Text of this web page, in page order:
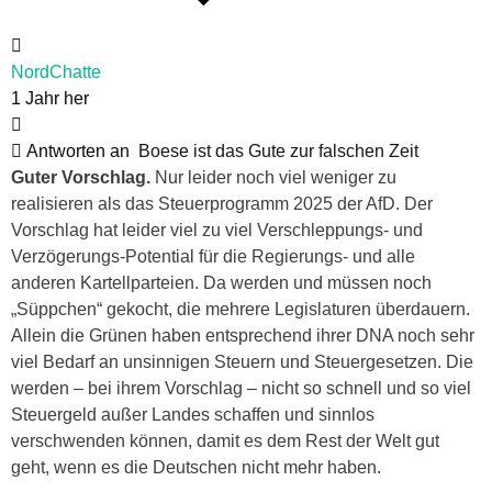
NordChatte
1 Jahr her
Antworten an
Boese ist das Gute zur falschen Zeit
Guter Vorschlag. Nur leider noch viel weniger zu
realisieren als das Steuerprogramm 2025 der AfD. Der
Vorschlag hat leider viel zu viel Verschleppungs- und
Verzögerungs-Potential für die Regierungs- und alle
anderen Kartellparteien. Da werden und müssen noch
„Süppchen“ gekocht, die mehrere Legislaturen überdauern.
Allein die Grünen haben entsprechend ihrer DNA noch sehr
viel Bedarf an unsinnigen Steuern und Steuergesetzen. Die
werden – bei ihrem Vorschlag – nicht so schnell und so viel
Steuergeld außer Landes schaffen und sinnlos
verschwenden können, damit es dem Rest der Welt gut
geht, wenn es die Deutschen nicht mehr haben.